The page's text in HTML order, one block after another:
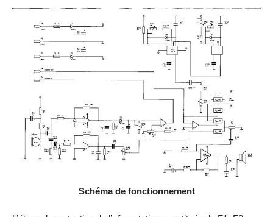
Schéma de fonctionnement